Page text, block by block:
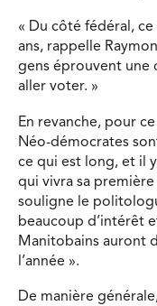
« Du côté fédéral,
ans, rappelle
gens éprouvent une
aller voter. »
En revanche, pour
Néo-démocrates
ce qui est long, et il
qui vivra sa
souligne le
beaucoup d’intérêt
Manitobains auront
l’année ».
De manière